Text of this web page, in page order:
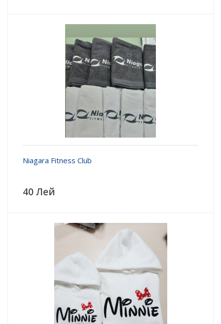
Niagara Fitness Club
40 Лей